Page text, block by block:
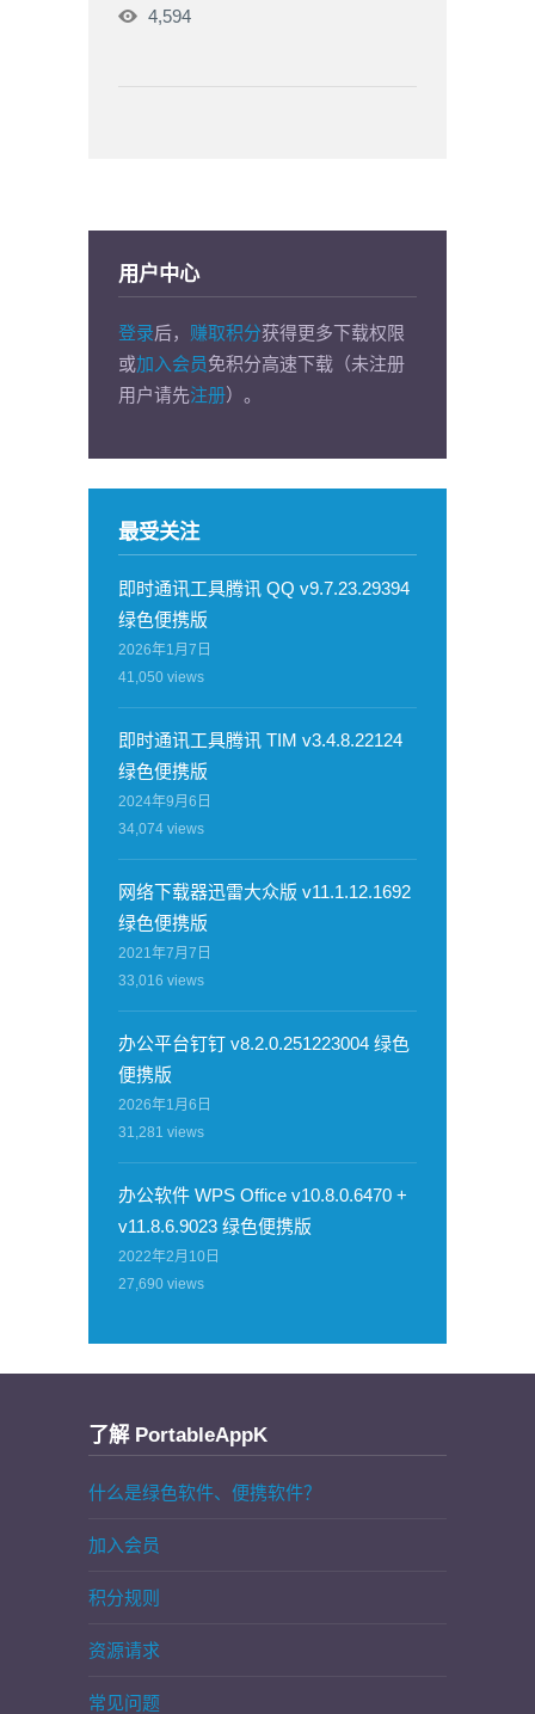
4,594
用户中心
登录后， 赚取积分获得更多下载权限
或加入会员免积分高速下载（未注册
用户请先注册）。
最受关注
即时通讯工具腾讯 QQ v9.7.23.29394
绿色便携版
2026年1月7日
41,050 views
即时通讯工具腾讯 TIM v3.4.8.22124
绿色便携版
2024年9月6日
34,074 views
网络下载器迅雷大众版 v11.1.12.1692
绿色便携版
2021年7月7日
33,016 views
办公平台钉钉 v8.2.0.251223004 绿色
便携版
2026年1月6日
31,281 views
办公软件 WPS Office v10.8.0.6470 +
v11.8.6.9023 绿色便携版
2022年2月10日
27,690 views
了解 PortableAppK
什么是绿色软件、便携软件？
加入会员
积分规则
资源请求
常见问题